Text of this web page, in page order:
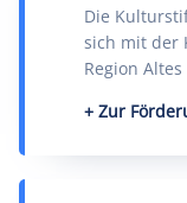
Die
sich mit der
Region
Zur